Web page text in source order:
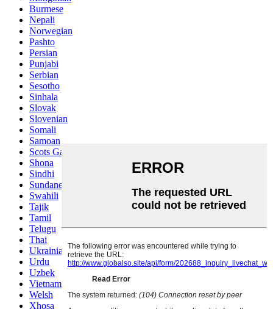
Burmese
Nepali
Norwegian
Pashto
Persian
Punjabi
Serbian
Sesotho
Sinhala
Slovak
Slovenian
Somali
Samoan
Scots Gaelic
Shona
Sindhi
Sundanese
Swahili
Tajik
Tamil
Telugu
Thai
Ukrainian
Urdu
Uzbek
Vietnamese
Welsh
Xhosa